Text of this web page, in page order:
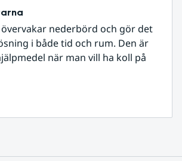
nederbörd och gör det
i både tid och rum. Den är
när man vill ha koll på